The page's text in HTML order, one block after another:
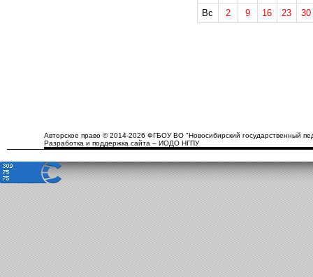
Вс
2 9 16 23 30
Авторское право © 2014-2026 ФГБОУ ВО "Новосибирский государственный
Разработка и поддержка сайта – ИОДО НГПУ